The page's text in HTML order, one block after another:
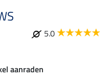
5.0
aanraden